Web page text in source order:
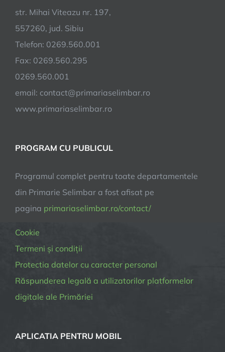
str. Mihai Viteazu nr. 197,
557260, jud. Sibiu
Telefon: 0269.560.001
Fax: 0269.560.295
0269.560.001
email: contact@primariaselimbar.ro
www.primariaselimbar.ro
PROGRAM CU PUBLICUL
Programul complet pentru toate departamentele
din Primarie Selimbar a fost afisat pe
pagina primariaselimbar.ro/contact/
Cookie
Termeni și condiții
Protectia datelor cu caracter personal
Răspunderea legală a utilizatorilor platformelor
digitale ale Primăriei
APLICATIA PENTRU MOBIL